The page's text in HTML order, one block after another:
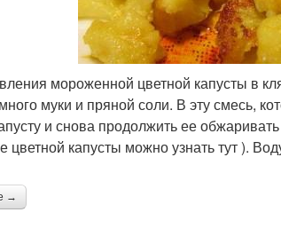
мороженной цветной капусты в
муки и пряной соли. В эту смесь,
и снова продолжить ее
цветной капусты можно узнать тут ).
→